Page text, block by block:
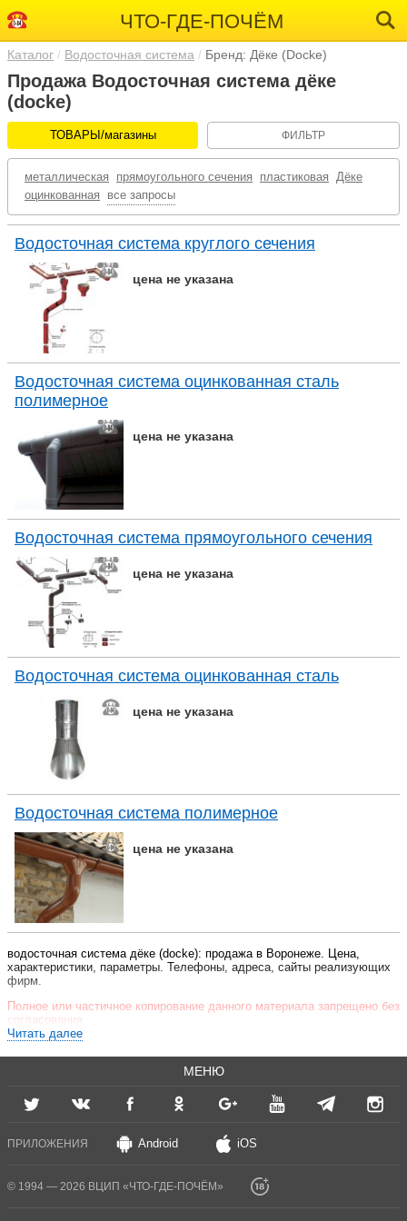
ЧТО-ГДЕ-ПОЧЁМ
Каталог Водосточная система Бренд: Дёке (Docke)
Продажа Водосточная система дёке
(docke)
ТОВАРЫ/магазины ФИЛЬТР
металлическая прямоугольного сечения пластиковая Дёке
оцинкованная
все запросы
Водосточная система круглого сечения
цена не указана
Водосточная система оцинкованная сталь
полимерное
цена не указана
Водосточная система прямоугольного сечения
цена не указана
Водосточная система оцинкованная сталь
цена не указана
Водосточная система полимерное
цена не указана
водосточная система дёке (docke): продажа в Воронеже. Цена,
характеристики, параметры. Телефоны, адреса, сайты реализующих
фирм.
Полное или частичное копирование данного материала запрещено без
согласования.
Читать далее
МЕНЮ
ПРИЛОЖЕНИЯ Android iOS
© 1994 — 2026 ВЦИП «ЧТО-ГДЕ-ПОЧЁМ»